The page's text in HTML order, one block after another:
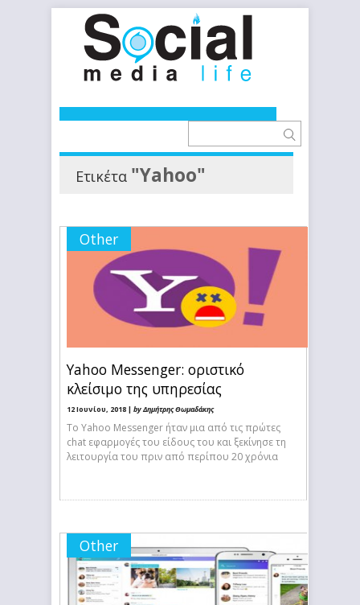
Ετικέτα "Yahoo"
Other
Yahoo Messenger: οριστικό
κλείσιμο της υπηρεσίας
12 Ιουνίου, 2018 | by Δημήτρης Θωμαδάκης
Το Yahoo Messenger ήταν μια από τις πρώτες
chat εφαρμογές του είδους του και ξεκίνησε τη
λειτουργία του πριν από περίπου 20 χρόνια
Other